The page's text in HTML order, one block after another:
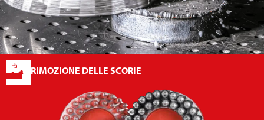
RIMOZIONE DELLE SCORIE